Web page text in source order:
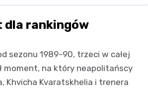
dla rankingów
sezonu 1989-90, trzeci w całej
moment, na który neapolitańscy
Khvicha Kvaratskhelia i trenera